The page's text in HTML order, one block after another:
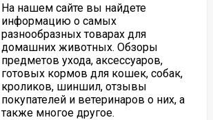
На нашем сайте вы найдете
информацию о самых
разнообразных товарах для
домашних животных. Обзоры
предметов ухода, аксессуаров,
готовых кормов для кошек, собак,
кроликов, шиншил, отзывы
покупателей и ветеринаров о них, а
также многое другое.